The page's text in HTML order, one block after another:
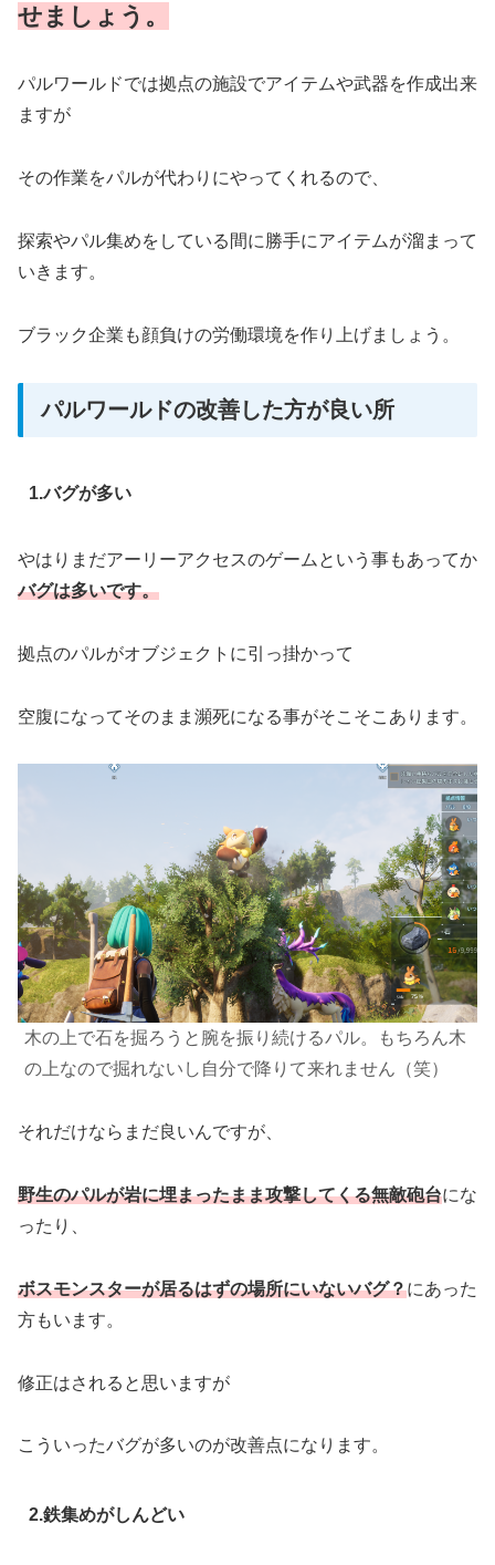
せましょう。
パルワールドでは拠点の施設でアイテムや武器を作成出来
ますが
その作業をパルが代わりにやってくれるので、
探索やパル集めをしている間に勝手にアイテムが溜まって
いきます。
ブラック企業も顔負けの労働環境を作り上げましょう。
パルワールドの改善した方が良い所
1.バグが多い
やはりまだアーリーアクセスのゲームという事もあってか
バグは多いです。
拠点のパルがオブジェクトに引っ掛かって
空腹になってそのまま瀕死になる事がそこそこあります。
木の上で石を掘ろうと腕を振り続けるパル。もちろん木
の上なので掘れないし 自分で降りて来れません（笑）
それだけならまだ良いんですが、
野生のパルが岩に埋まったまま攻撃してくる無敵砲台にな
ったり、
ボスモンスターが居るはずの場所にいないバグ？にあった
方もいます。
修正はされると思いますが
こういったバグが多いのが改善点になります。
2.鉄集めがしんどい